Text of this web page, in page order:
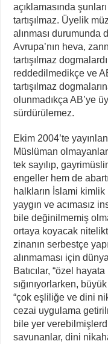
açıklamasında
tartışılmaz. Üyelik
alınması durumunda
Avrupa’nın heva,
tartışılmaz
reddedilmedikçe ve
tartışılmaz
olunmadıkça AB’ye
sürdürülemez.
Ekim 2004’te
Müslüman
tek sayılıp,
engeller hem de
halkların İslami kimlik
yaygın ve acımasız
bile değinilmemiş
ortaya koyacak
zinanın serbestçe
alınmaması için
Batıcılar, “özel
sığınıyorlarken,
“çok eşliliğe ve dini
cezai uygulama
bile yer
savunanlar, dini